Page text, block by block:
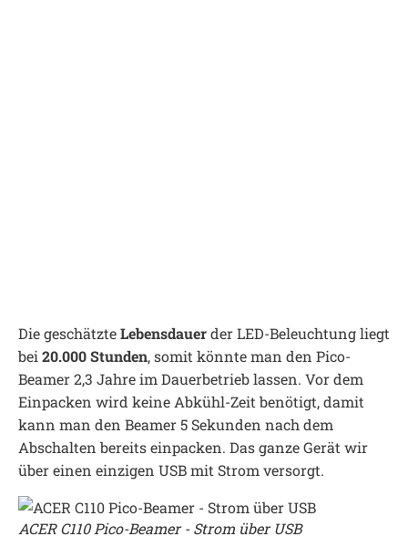
Die geschätzteLebensdauerder LED-Beleuchtung liegt
bei 20.000 Stunden, somit könnte man den Pico-
Beamer 2,3 Jahre im Dauerbetrieb lassen. Vor dem
Einpacken wird keine Abkühl-Zeit benötigt, damit
kann man den Beamer 5 Sekunden nach dem
Abschalten bereits einpacken. Das ganze Gerät wir
über einen einzigen USB mit Strom versorgt.
ACER C110 Pico-Beamer - Strom über USB